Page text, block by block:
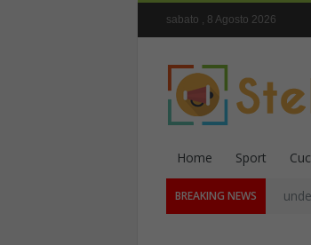
sabato , 8 Agosto 2026
Home Sport
BREAKING NEWS